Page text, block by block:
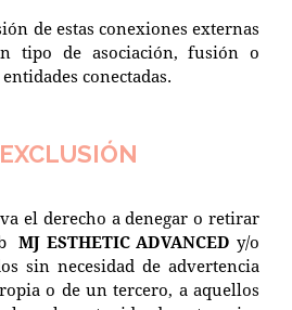
de estas conexiones externas
tipo de asociación, fusión o
conectadas.
el derecho a denegar o retirar
MJ ESTHETIC ADVANCED y/o
sin necesidad de advertencia
o de un tercero, a aquellos